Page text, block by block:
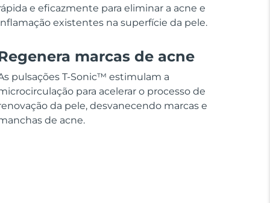
e eficazmente para eliminar a acne e
existentes na superfície da pele.
marcas de acne
pulsações T-Sonic™ estimulam a
para acelerar o processo de
da pele, desvanecendo marcas e
de acne.